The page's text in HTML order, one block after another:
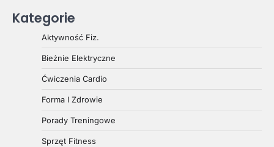
Kategorie
Aktywność Fiz.
Bieżnie Elektryczne
Ćwiczenia Cardio
Forma I Zdrowie
Porady Treningowe
Sprzęt Fitness